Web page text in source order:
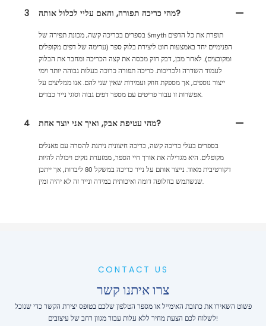
3
מהי כריכה תפורה, והאם עליי לכלול אותה?
בספרים בכריכה קשה, מכונת תפירה של Smyth תופרת את כל הדפים
הפנימיים יחד באמצעות חוט ליצירת בלוק ספר (ערימה של דפים מקופלים
ומקובצים). לאחר מכן, דבק חזק מכסה את קצה הכריכה ומחבר את הבלוק
לעמוד השדרה ולכריכות. כריכה תפורה כרוכה בעלות גבוהה יותר וימי
ייצור נוספים, אך מספקת חוזק ועמידות שאין שני להם. אנו ממליצים על
אפשרות זו עבור פריטים עם מספר דפים גבוה וסוגי נייר כבדים.
4
מהי עטיפת אבק, ואיך אני יוצר אחת?
בספרים בעלי כריכה קשה, כריכה חיצונית ניתנת להסרה עם פאנלים
מקופלים. היא מגדילה את אורך חיי הספר, ממזערת נזקים ויכולה להיות
דקורטיבית מאוד. נייצר אותם על נייר כריכה במשקל 80 ליברות, אך ייתכן
שנשתמש בחלופה דומה ואיכותית במידה ונייר זה לא יהיה זמין.
CONTACT US
צרו איתנו קשר
פשוט השאירו את כתובת האימייל או מספר הטלפון שלכם בטופס יצירת הקשר כדי שנוכל
לשלוח לכם הצעת מחיר ללא עלות עבור מגוון רחב של עיצובים!